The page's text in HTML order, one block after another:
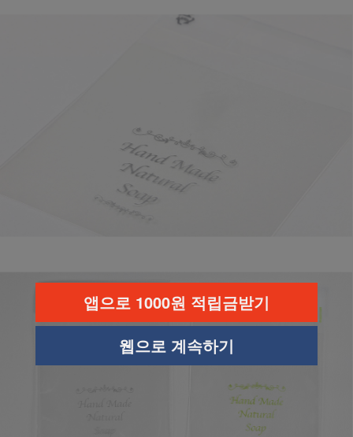
앱으로 1000원 적립금받기
웹으로 계속하기